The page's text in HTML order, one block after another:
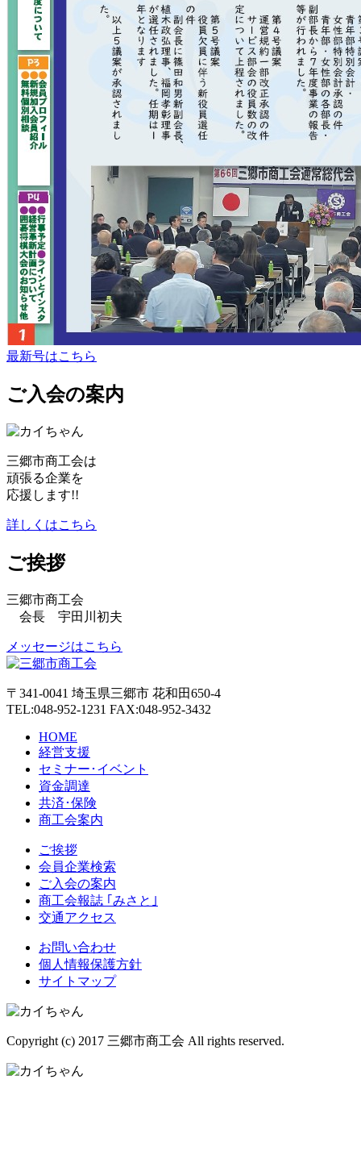
最新号はこちら
ご入会の案内
三郷市商工会は
頑張る企業を
応援します!!
詳しくはこちら
ご挨拶
三郷市商工会
会長 宇田川初夫
メッセージはこちら
〒341-0041 埼玉県三郷市 花和田650-4
TEL:048-952-1231 FAX:048-952-3432
HOME
経営支援
セミナー･イベント
資金調達
共済･保険
商工会案内
ご挨拶
会員企業検索
ご入会の案内
商工会報誌 ｢みさと｣
交通アクセス
お問い合わせ
個人情報保護方針
サイトマップ
Copyright (c) 2017 三郷市商工会 All rights reserved.